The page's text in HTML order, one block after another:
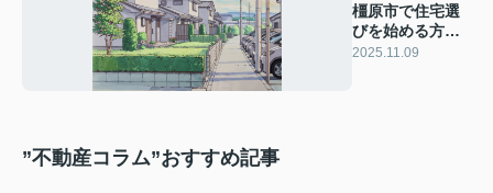
橿原市で住宅選
びを始める方へ
ポイントを解
2025.11.09
”不動産コラム”おすすめ記事